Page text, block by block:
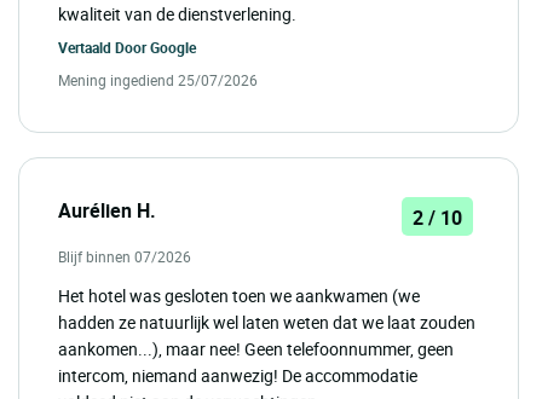
kwaliteit van de dienstverlening.
Vertaald DoorGoogle
Mening ingediend 25/07/2026
Aurélien H. 2 / 10
Blijf binnen 07/2026
Het hotel was gesloten toen we aankwamen (we
hadden ze natuurlijk wel laten weten dat we laat zouden
aankomen...), maar nee! Geen telefoonnummer, geen
intercom, niemand aanwezig! De accommodatie